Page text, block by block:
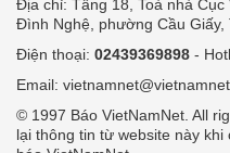
Địa chỉ: Tầng 18, Toà nhà
Đình Nghệ, phường Cầu Giấy,
Điện thoại: 02439369898 -
Email:
© 1997 Báo VietNamNet. All
lại thông tin từ website này